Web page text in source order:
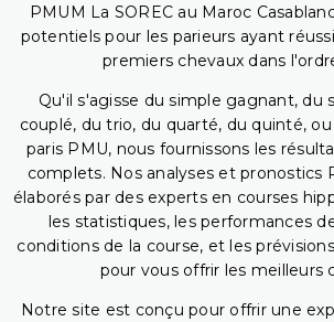
PMUM La SOREC au Maroc
potentiels pour les parieurs ayant
premiers chevaux dans
Qu'il s'agisse du simple gagnant, du
couplé, du trio, du quarté, du quinté,
paris PMU, nous fournissons les
complets. Nos analyses et pronostics
élaborés par des experts en courses
les statistiques, les performances
conditions de la course, et les
pour vous offrir les meilleurs
Notre site est conçu pour offrir une